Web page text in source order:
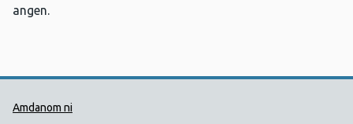
angen.
Dolenni Cymorth Iechyd
Amdanom ni